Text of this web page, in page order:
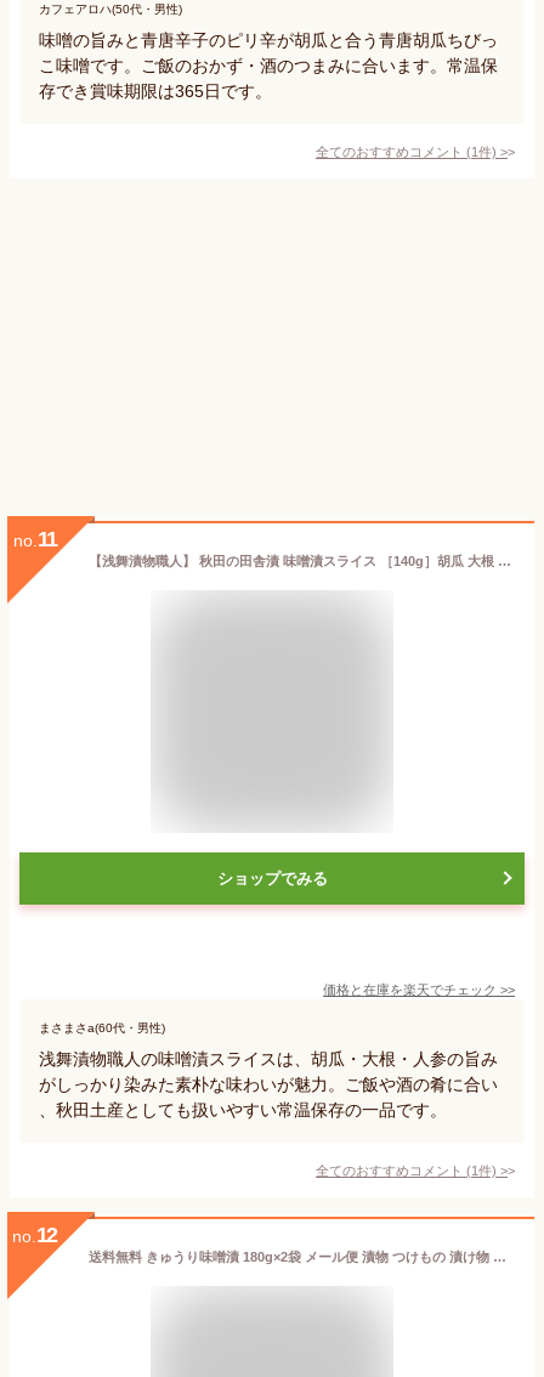
カフェアロハ(50代・男性)
味噌の旨みと青唐辛子のピリ辛が胡瓜と合う青唐胡瓜ちびっ
こ味噌です。ご飯のおかず・酒のつまみに合います。常温保
存でき賞味期限は365日です。
全てのおすすめコメント (1件) >
no. 11
【浅舞漬物職人】 秋田の田舎漬 味噌漬スライス ［140g］胡瓜 大根 人参 きゅうり だいこん にんじん 秋田 あきた アキタ 漬物 浅舞 つけもの 漬け物 お土産 おみやげ ご当地 限定 名産 特産
ショップでみる
価格と在庫を楽天でチェック >>
まさまさa(60代・男性)
浅舞漬物職人の味噌漬スライスは、胡瓜・大根・人参の旨み
がしっかり染みた素朴な味わいが魅力。ご飯や酒の肴に合い
、秋田土産としても扱いやすい常温保存の一品です。
全てのおすすめコメント (1件) >
no. 12
送料無料 きゅうり味噌漬 180g×2袋 メール便 漬物 つけもの 漬け物 胡瓜 買い回り 国産 昔ながら しょっぱい みそ 天然醸造 味噌 山形 大石田 お茶漬 酒の肴 おつまみ お弁当 老舗 いげたや 庄司醸造 胡瓜